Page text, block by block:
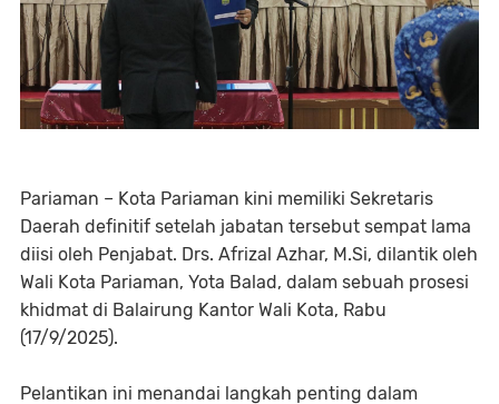
Pariaman – Kota Pariaman kini memiliki Sekretaris
Daerah definitif setelah jabatan tersebut sempat lama
diisi oleh Penjabat. Drs. Afrizal Azhar, M.Si, dilantik oleh
Wali Kota Pariaman, Yota Balad, dalam sebuah prosesi
khidmat di Balairung Kantor Wali Kota, Rabu
(17/9/2025).
Pelantikan ini menandai langkah penting dalam